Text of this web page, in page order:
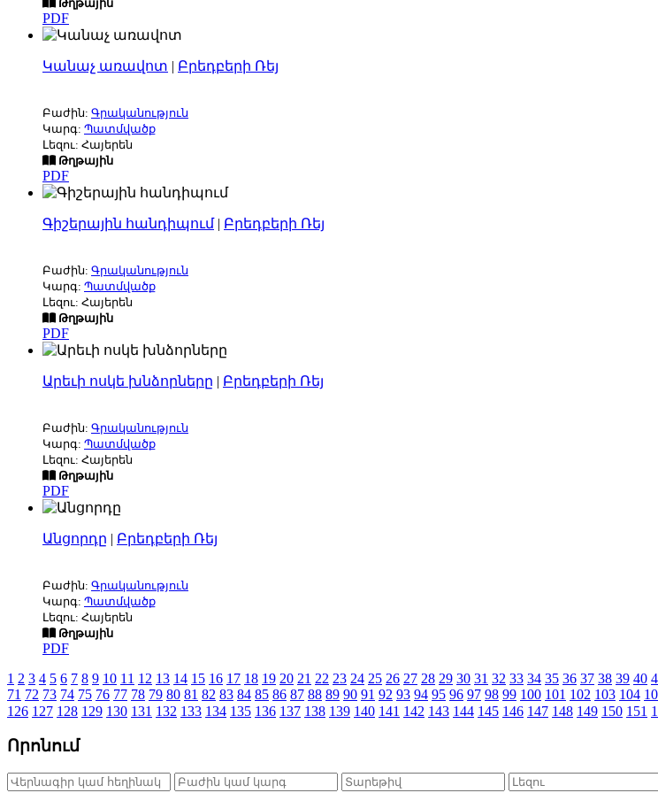
Թղթային
PDF
Կանաչ առավոտ | Բրեդբերի Ռեյ
Բաժին: Գրականություն
Կարգ: Պատմվածք
Լեզու: Հայերեն
Թղթային
PDF
Գիշերային հանդիպում| Բրեդբերի Ռեյ
Բաժին: Գրականություն
Կարգ: Պատմվածք
Լեզու: Հայերեն
Թղթային
PDF
Արեւի ոսկե խնձորները | Բրեդբերի Ռեյ
Բաժին: Գրականություն
Կարգ: Պատմվածք
Լեզու: Հայերեն
Թղթային
PDF
Անցորդը | Բրեդբերի Ռեյ
Բաժին: Գրականություն
Կարգ: Պատմվածք
Լեզու: Հայերեն
Թղթային
PDF
1 2 3 4 5 6 7 8 9 10 11 12 13 14 15 16 17 18 19 20 21 22 23 24 25 26 27 28 29 30 31 32 33 34 35 36 37 38 39 40
71 72 73 74 75 76 77 78 79 80 81 82 83 84 85 86 87 88 89 90 91 92 93 94 95 96 97 98 99 100 101 102 103 104
126 127 128 129 130 131 132 133 134 135 136 137 138 139 140 141 142 143 144 145 146 147 148 149 150 151
Որոնում